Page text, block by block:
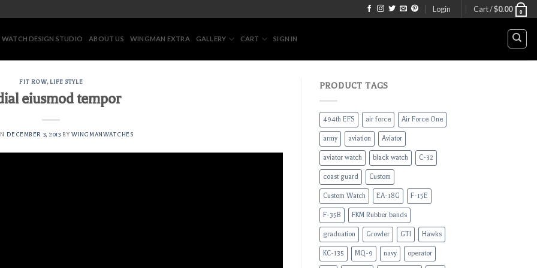
Login Cart /$0.00 0
DESIGN STUDIO ABOUT US WINGMAN EXTRA GALLERY CART SIGN IN
FIT ROW,LIFE STYLE
eiusmod tempor
DECEMBER 3, 2013 BY WINGMANWATCHES
PRODUCT TAGS
494th EFS air force Air Force One
army aviation Aviator
aviator watch black watch C-32
coast guard Custom
Custom Watch EA-18G F-15E
F-35B FKM Rubber bands
graduation Growler GTI Hawks
KC-135 MQ-9 navy operator